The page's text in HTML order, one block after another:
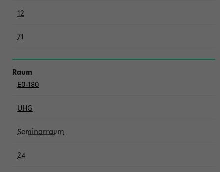
12
71
E0-180
UHG
Seminarraum
24